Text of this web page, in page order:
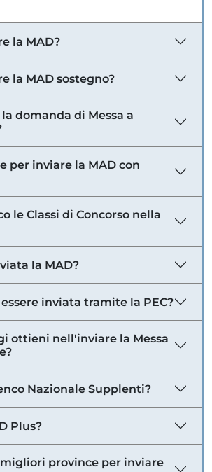
la MAD?
la MAD sostegno?
domanda di Messa a
per inviare la MAD con
le Classi di Concorso nella
la MAD?
inviata tramite la PEC?
ottieni nell'inviare la Messa
Nazionale Supplenti?
Plus?
province per inviare